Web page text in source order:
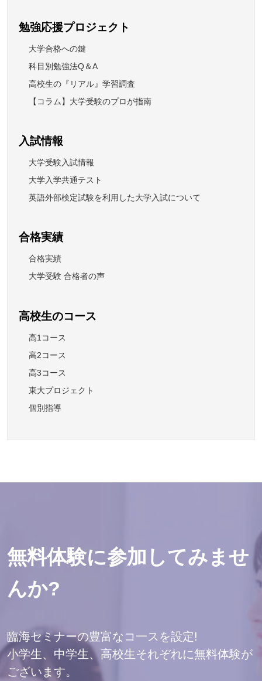
勉強応援プロジェクト
大学合格への鍵
科目別勉強法Q＆A
高校生の『リアル』学習調査
【コラム】大学受験のプロが指南
入試情報
大学受験入試情報
大学入学共通テスト
英語外部検定試験を利用した大学入試について
合格実績
合格実績
大学受験 合格者の声
高校生のコース
高1コース
高2コース
高3コース
東大プロジェクト
個別指導
無料体験に参加してみませ
んか?
臨海セミナーの豊富なコ一スを設定!
小学生、中学生、高校生それぞれに無料体験が
ございます。